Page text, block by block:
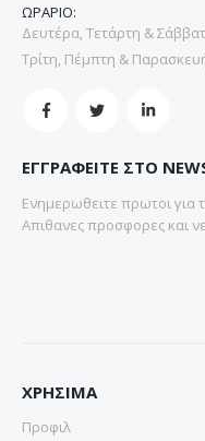
ΩΡΑΡΙΟ:
Δευτέρα, Τετάρτη &
Τρίτη, Πέμπτη &
ΕΓΓΡΑΦΕΙΤΕ ΣΤΟ
Ενημερωθειτε πρωτοι για
Απιθανες προσφορες και
ΧΡΗΣΙΜΑ
Προφιλ